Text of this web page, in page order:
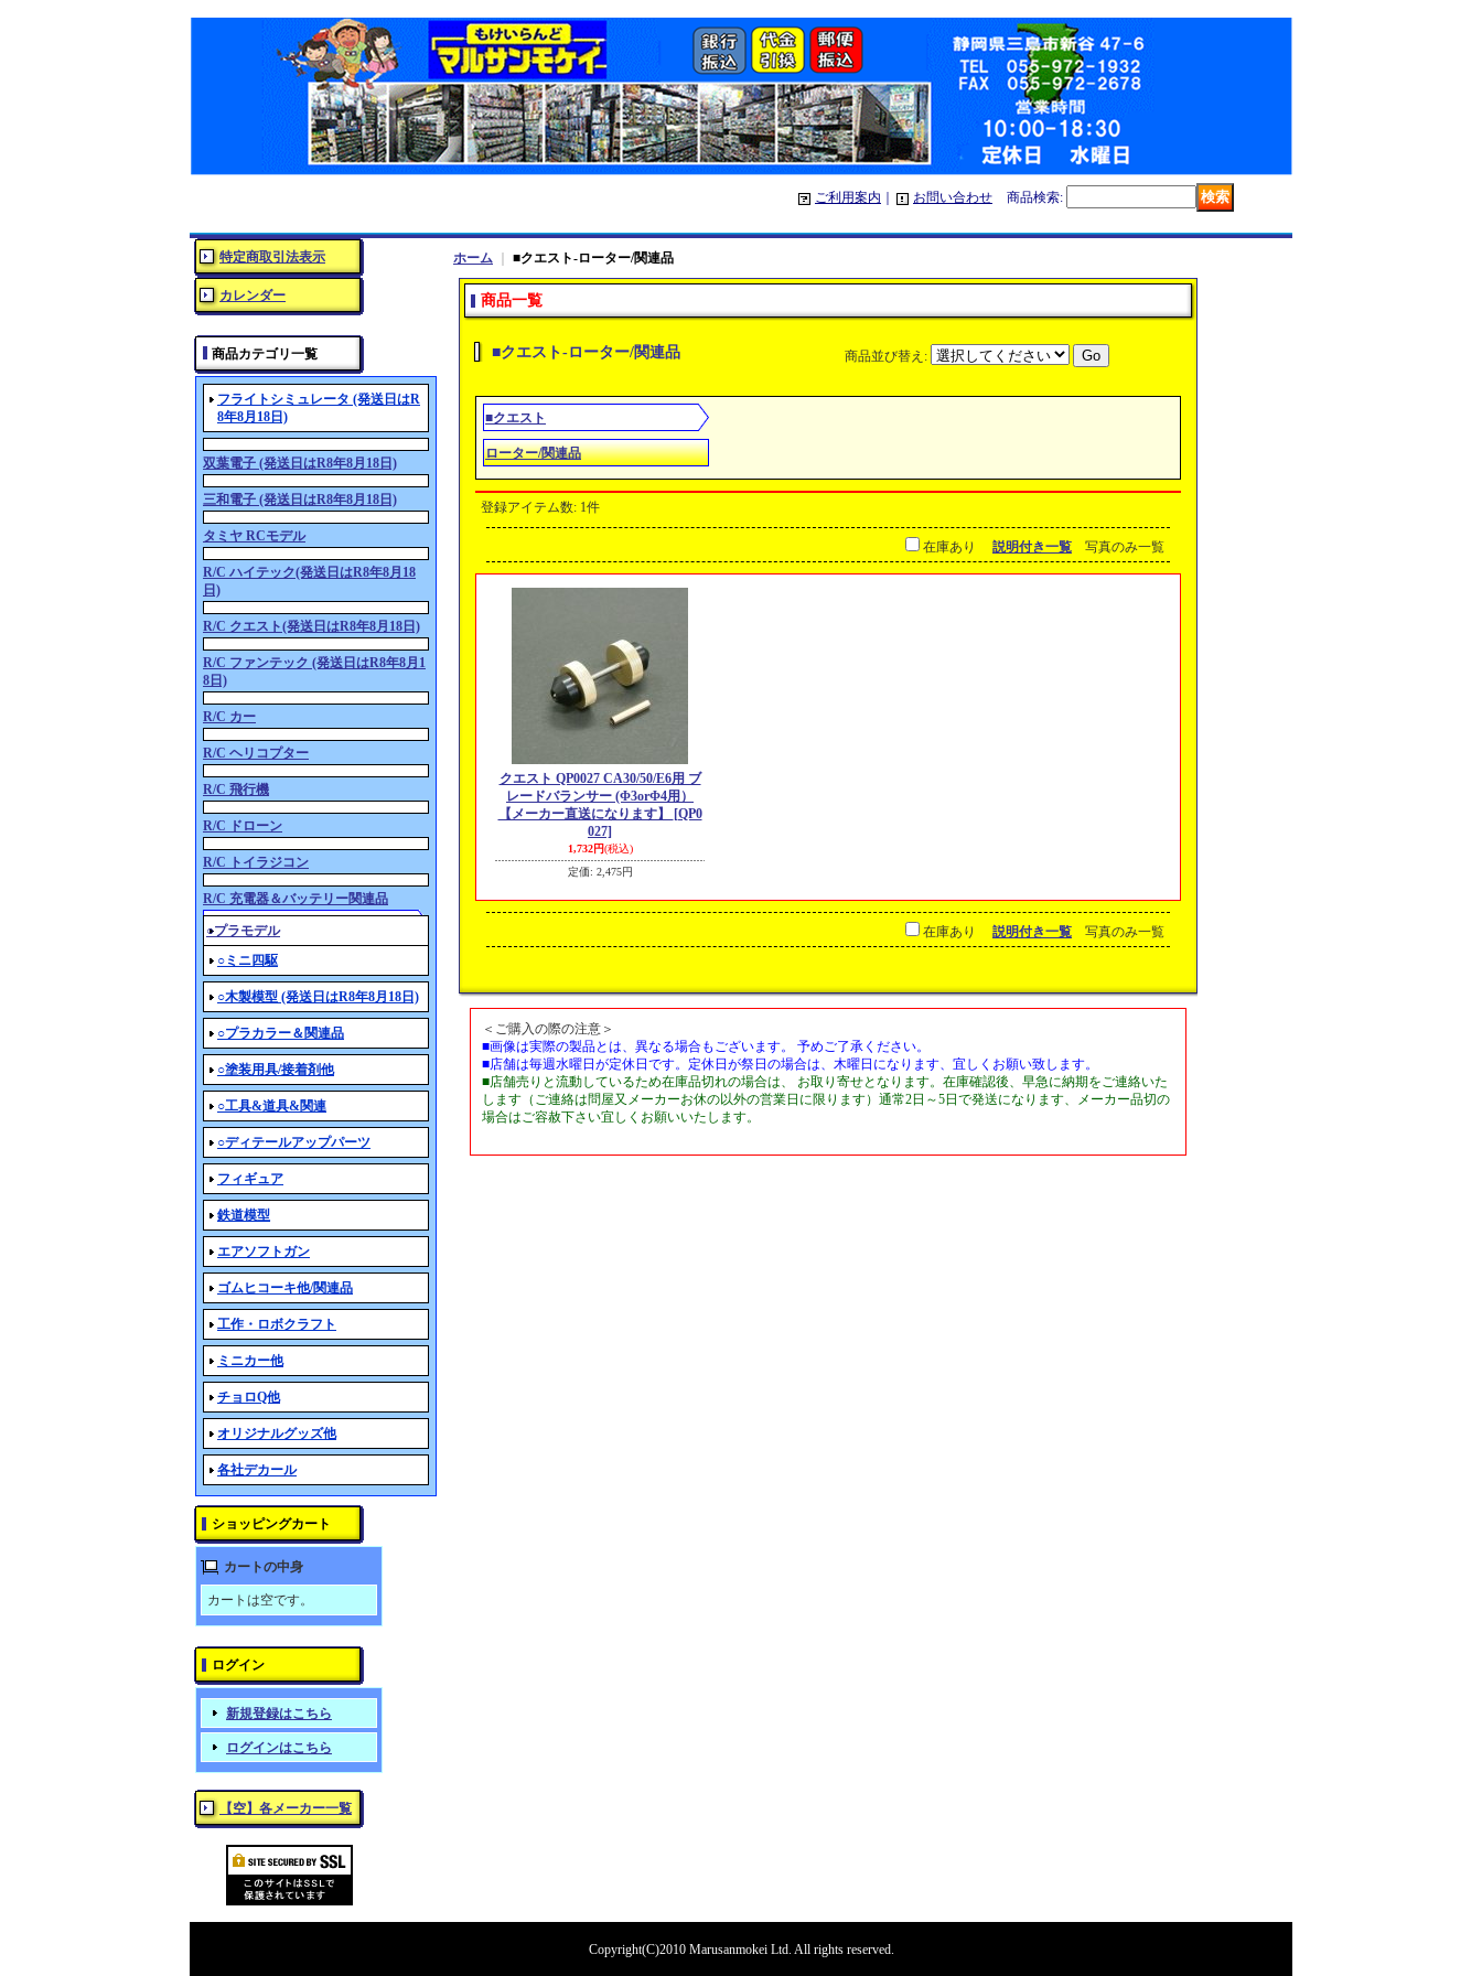
ご利用案内 お問い合わせ 商品検索:
特定商取引法表示
カレンダー
商品カテゴリ一覧
フライトシミュレータ (発送日はR
8年8月18日)
双葉電子 (発送日はR8年8月18日)
三和電子 (発送日はR8年8月18日)
タミヤ RCモデル
R/C ハイテック(発送日はR8年8月18
日)
R/C クエスト(発送日はR8年8月18日)
R/C ファンテック (発送日はR8年8月1
8日)
R/C カー
R/C ヘリコプター
R/C 飛行機
R/C ドローン
R/C トイラジコン
R/C 充電器＆バッテリー関連品
○プラモデル
○ミニ四駆
○木製模型 (発送日はR8年8月18日)
○プラカラー＆関連品
○塗装用具/接着剤他
○工具&道具&関連
○ディテールアップパーツ
フィギュア
鉄道模型
エアソフトガン
ゴムヒコーキ他/関連品
工作・ロボクラフト
ミニカー他
チョロQ他
オリジナルグッズ他
各社デカール
ショッピングカート
カートの中身
カートは空です。
ログイン
新規登録はこちら
ログインはこちら
【空】各メーカー一覧
ホーム ■クエスト-ローター/関連品
商品一覧
■クエスト-ローター/関連品 商品並び替え :
■クエスト
ローター/関連品
登録アイテム数: 1件
在庫あり 説明付き一覧 写真のみ一覧
クエスト QP0027 CA30/50/E6用 ブ
レードバランサー (Φ3orΦ4用）
【メーカー直送になります】
[QP0
027]
1,732円(税込)
定価: 2,475円
在庫あり 説明付き一覧 写真のみ一覧
＜ご購入の際の注意＞
■画像は実際の製品とは、異なる場合もございます。 予めご了承ください。
■店舗は毎週水曜日が定休日です。定休日が祭日の場合は、木曜日になります、宜しくお願い致します。
■店舗売りと流動しているため在庫品切れの場合は、 お取り寄せとなります。在庫確認後、早急に納期をご連絡いた
します（ご連絡は問屋又メーカーお休の以外の営業日に限ります）通常2日～5日で発送になります、メーカー品切の
場合はご容赦下さい宜しくお願いいたします。
Copyright(C)2010 Marusanmokei Ltd. All rights reserved.